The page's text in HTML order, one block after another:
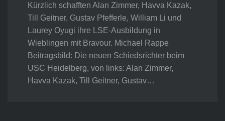
Kürzlich schafften Alan Zimmer, Havva Kazak,
Till Geitner, Gustav Pfefferle, William Li und
Laurey Oyugi ihre LSE-Ausbildung in
Wieblingen mit Bravour. Michael Rappe
Beitragsbild: Die neuen Schiedsrichter beim
USC Heidelberg, von links: Alan Zimmer,
Havva Kazak, Till Geitner, Gustav…